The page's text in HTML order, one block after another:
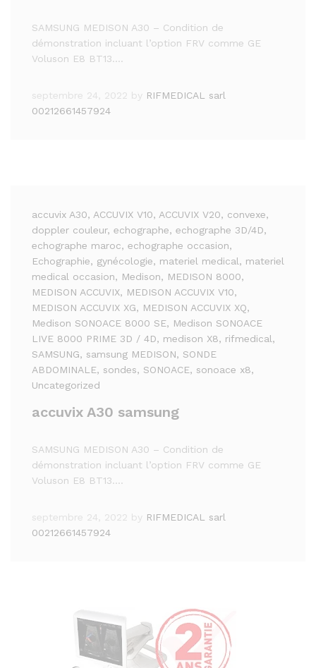
SAMSUNG MEDISON A30 – Condition de
démonstration incluant l’option FRV comme GE
Voluson E8 BT13.…
septembre 24, 2022 by RIFMEDICAL sarl
00212661457924
accuvix A30, ACCUVIX V10, ACCUVIX V20, convexe,
doppler couleur, echographe, echographe 3D/4D,
echographe maroc, echographe occasion,
Echographie, gynécologie, materiel medical, materiel
medical occasion, Medison, MEDISON 8000,
MEDISON ACCUVIX, MEDISON ACCUVIX V10,
MEDISON ACCUVIX XG, MEDISON ACCUVIX XQ,
Medison SONOACE 8000 SE, Medison SONOACE
LIVE 8000 PRIME 3D / 4D, medison X8, rifmedical,
SAMSUNG, samsung MEDISON, SONDE
ABDOMINALE, sondes, SONOACE, sonoace x8,
Uncategorized
accuvix A30 samsung
SAMSUNG MEDISON A30 – Condition de
démonstration incluant l’option FRV comme GE
Voluson E8 BT13.…
septembre 24, 2022 by RIFMEDICAL sarl
00212661457924